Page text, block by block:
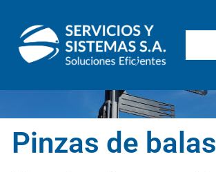
Pinzas de balas